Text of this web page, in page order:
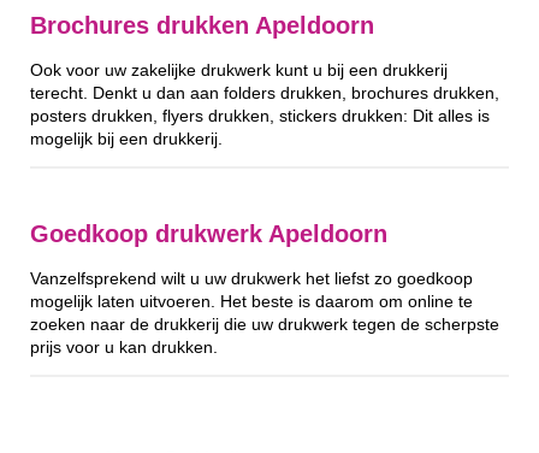
Brochures drukken Apeldoorn
Ook voor uw zakelijke drukwerk kunt u bij een drukkerij
terecht. Denkt u dan aan folders drukken, brochures drukken,
posters drukken, flyers drukken, stickers drukken: Dit alles is
mogelijk bij een drukkerij.
Goedkoop drukwerk Apeldoorn
Vanzelfsprekend wilt u uw drukwerk het liefst zo goedkoop
mogelijk laten uitvoeren. Het beste is daarom om online te
zoeken naar de drukkerij die uw drukwerk tegen de scherpste
prijs voor u kan drukken.